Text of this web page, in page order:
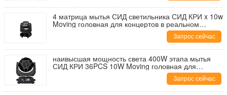
4 матрица мытья СИД светильника СИД КРИ x 10w
Moving головная для концертов в реальном
Запрос сейчас
наивысшая мощность света 400W этапа мытья
СИД КРИ 36PCS 10W Moving головная для
Запрос сейчас